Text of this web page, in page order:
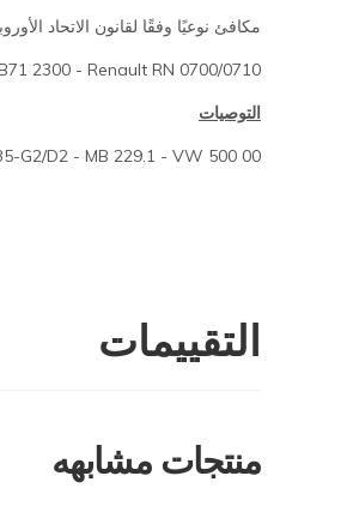
مكافئ نوعيًا وفقًا لقانون الاتحاد
2300 - Renault RN 0700/0710
التوصيات
G2/D2 - MB 229.1 - VW 500 00
التقييمات
منتجات مشابهه